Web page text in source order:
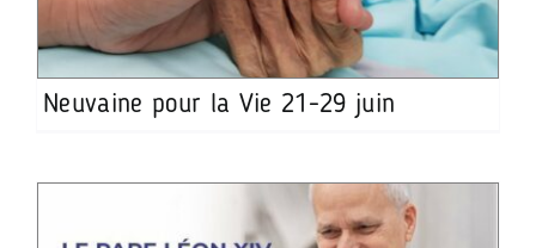
Neuvaine pour la Vie 21-29 juin